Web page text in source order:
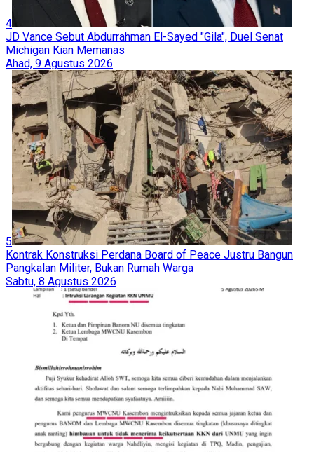
4
JD Vance Sebut Abdurrahman El-Sayed "Gila", Duel Senat
Michigan Kian Memanas
Ahad, 9 Agustus 2026
5
Kontrak Konstruksi Perdana Board of Peace Justru Bangun
Pangkalan Militer, Bukan Rumah Warga
Sabtu, 8 Agustus 2026